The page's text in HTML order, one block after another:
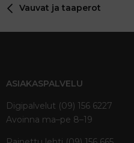
Vauvat ja taaperot
ASIAKASPALVELU
Digipalvelut (09) 156 6227
Avoinna ma–pe 8–19